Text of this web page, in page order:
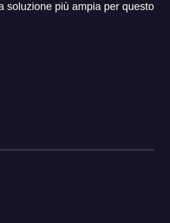
soluzione più ampia per questo